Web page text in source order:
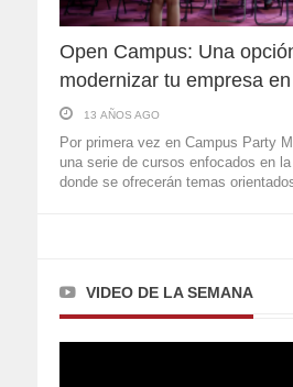
Open Campus: Una
modernizar tu empresa
13 AÑOS AGO
Por primera vez en Campus Party
una serie de cursos enfocados en
donde se ofrecerán temas
VIDEO DE LA SEMANA